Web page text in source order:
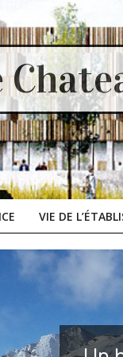
VIE DE